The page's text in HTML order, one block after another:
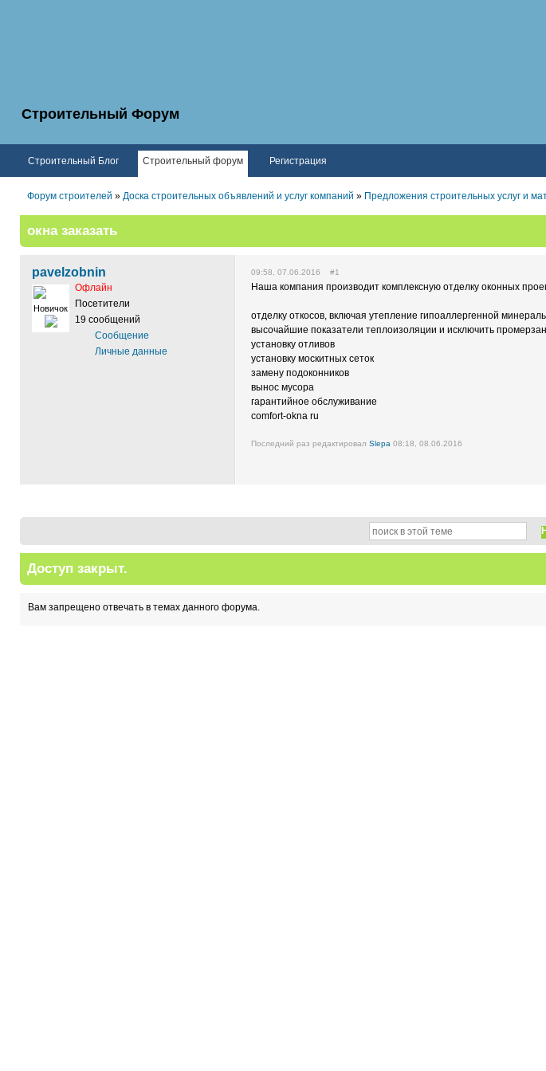
Строительный Форум
Строительный Блог Строительный форум Регистрация
Форум строителей » Доска строительных объявлений и услуг компаний » Предложения строительных услуг и
окна заказать
pavelzobnin
Новичок
Офлайн
Посетители
19 сообщений
Сообщение
Личные данные
09:58, 07.06.2016 #1
Наша компания производит комплексную отделку оконных
отделку откосов, включая утепление гипоаллергенной
высочайшие показатели теплоизоляции и исключить
установку отливов
установку москитных сеток
замену подоконников
вынос мусора
гарантийное обслуживание
comfort-okna ru
Последний раз редактировал Slepa 08:18, 08.06.2016
Доступ закрыт.
Вам запрещено отвечать в темах данного форума.